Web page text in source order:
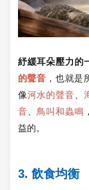
紓緩耳朵壓力的
的聲音 ，也就是
像河水的聲音、
音、鳥叫和蟲鳴
益的。
3. 飲食均衡